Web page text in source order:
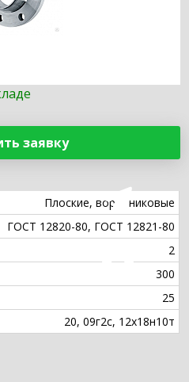
заявку
Плоские, воротниковые
ГОСТ 12820-80, ГОСТ 12821-80
2
300
25
20, 09г2с, 12х18н10т